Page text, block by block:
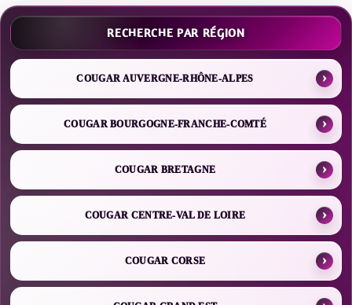
RECHERCHE PAR RÉGION
COUGAR AUVERGNE-RHÔNE-ALPES
COUGAR BOURGOGNE-FRANCHE-COMTÉ
COUGAR BRETAGNE
COUGAR CENTRE-VAL DE LOIRE
COUGAR CORSE